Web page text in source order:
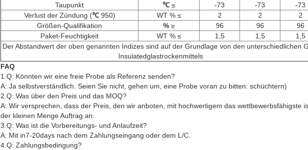
Taupunkt
℃≤ -73 -73
-73
Verlust der Zündung (℃950) WT % ≤ 2 2
2
Größen-Qualifikation
%≥ 96 96
96
Paket-Feuchtigkeit
WT % ≤ 1,5 1,5
1,5
Der Abstandwert der oben genannten Indizes sind auf der Grundlage von den unterschiedlichen
Insulatedglastrockenmittels
FAQ
1.Q: Könnten wir eine freie Probe als Referenz senden?
A: Ja selbstverständlich. Seien Sie nicht, gehen um, eine Probe voran zu bitten: schüchtern)
2.Q: Was über den Preis und das MOQ?
A: Wir versprechen, dass der Preis, den wir anboten, mit hochwertigem das wettbewerbsfähigste
der kleinen Menge Auftrag an.
3.Q: Was ist die Vorbereitungs- und Anlaufzeit?
A: Mit in7-20days nach dem Zahlungseingang oder dem L/C.
4.Q: Zahlungsbedingung?